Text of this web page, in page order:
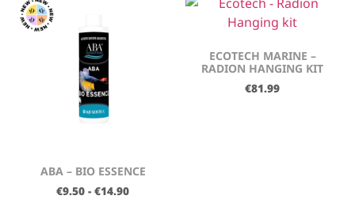
ABA – BIO ESSENCE
€9.50 - €14.90
ECOTECH MARINE –
RADION HANGING KIT
€81.99